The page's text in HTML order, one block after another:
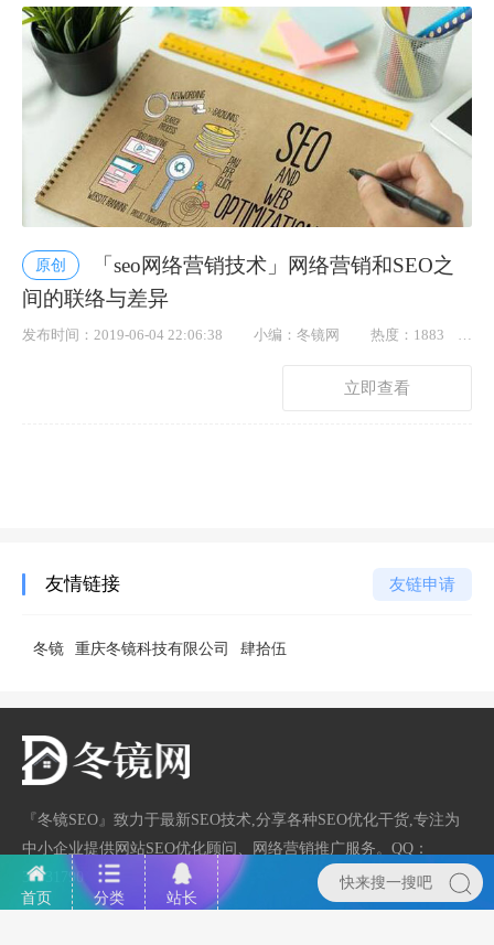
原创
「seo网络营销技术」网络营销和SEO之
间的联络与差异
发布时间：2019-06-04 22:06:38 小编：冬镜网
热度：1883
立即查看
友情链接 友链申请
冬镜 重庆冬镜科技有限公司 肆拾伍
『冬镜SEO』致力于最新SEO技术,分享各种SEO优化干货,专注为
中小企业提供网站SEO优化顾问、网络营销推广服务。QQ：
33731790
首页 分类 站长